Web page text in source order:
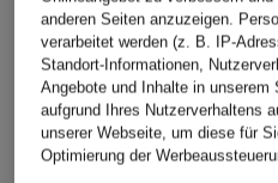
anderen Seiten anzuzeigen.
verarbeitet werden (z. B. IP-
Standort-Informationen,
Angebote und Inhalte in unserem
aufgrund Ihres Nutzerverhaltens
unserer Webseite, um diese für
Optimierung der